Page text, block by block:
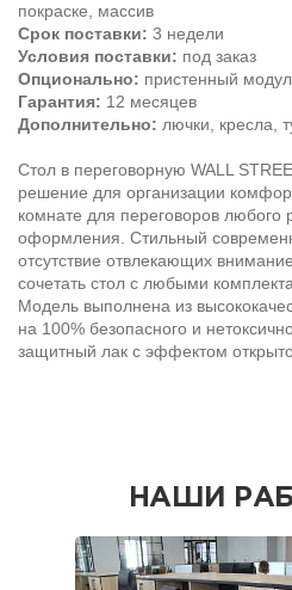
покраске, массив
Срок поставки: 3 недели
Условия поставки: под заказ
Опционально: пристенный
Гарантия: 12 месяцев
Дополнительно: лючки, кресла,
Стол в переговорную WALL
решение для организации
комнате для переговоров любого
оформления. Стильный
отсутствие отвлекающих
сочетать стол с любыми
Модель выполнена из
на 100% безопасного и
защитный лак с эффектом
НАШИ